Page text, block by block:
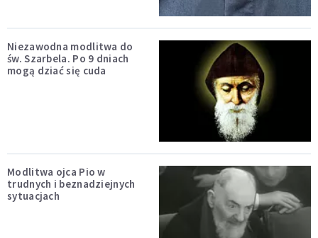
Niezawodna modlitwa do
św. Szarbela. Po 9 dniach
mogą dziać się cuda
Modlitwa ojca Pio w
trudnych i beznadziejnych
sytuacjach